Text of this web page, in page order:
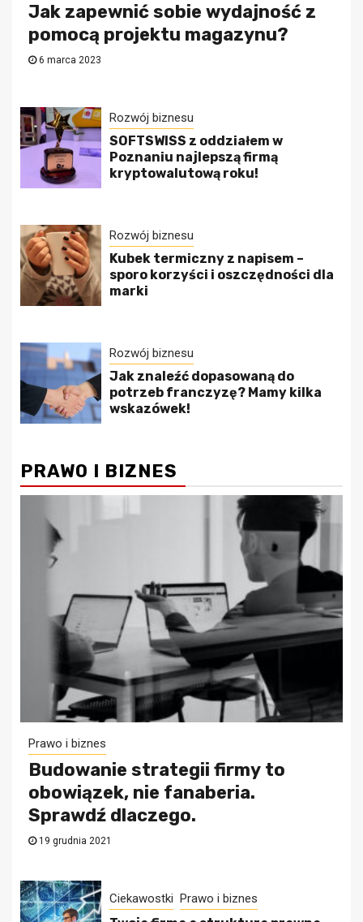
Jak zapewnić sobie wydajność z
pomocą projektu magazynu?
6 marca 2023
Rozwój biznesu
SOFTSWISS z oddziałem w
Poznaniu najlepszą firmą
kryptowalutową roku!
Rozwój biznesu
Kubek termiczny z napisem –
sporo korzyści i oszczędności dla
marki
Rozwój biznesu
Jak znaleźć dopasowaną do
potrzeb franczyzę? Mamy kilka
wskazówek!
PRAWO I BIZNES
Prawo i biznes
Budowanie strategii firmy to
obowiązek, nie fanaberia.
Sprawdź dlaczego.
19 grudnia 2021
Ciekawostki Prawo i biznes